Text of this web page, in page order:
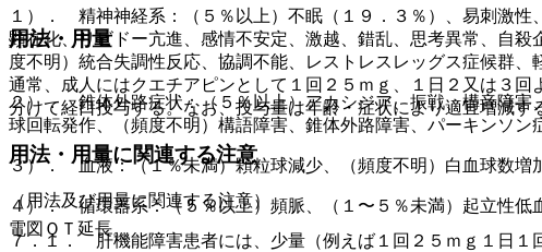
１）． 精神神経系：（５％以上）不眠（１９．３％）、易刺激
顕在化、リビドー亢進、感情不安定、激越、錯乱、思考異常、自
度不明）統合失調性反応、協調不能、レストレスレッグス症候群
２）． 錐体外路症状：（５％以上）アカシジア、振戦、構音障害
球回転発作、（頻度不明）構語障害、錐体外路障害、パーキンソン
３）． 血液：（１％未満）顆粒球減少、（頻度不明）白血球数増
４）． 循環器系：（５％以上）頻脈、（１〜５％未満）起立性低
電図ＱＴ延長。
用法・用量
通常、成人にはクエチアピンとして１回２５ｍｇ、１日２又は３
分けて経口投与する。なお、投与量は年齢・症状により適宜増減
用法・用量に関連する注意
（用法及び用量に関連する注意）
７．１． 肝機能障害患者には、少量（例えば１回２５ｍｇ１日１